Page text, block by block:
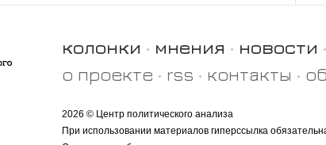
колонки мнения новости
о проекте
rss контакты
2026 © Центр политического анализа
При использовании материалов гиперссылка